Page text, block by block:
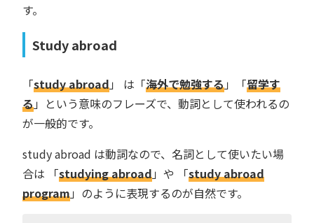
す。
Study abroad
「study abroad」 は「海外で勉強する」「留学す
る」という意味のフレーズで、動詞として使われるの
が一般的です。
study abroad は動詞なので、名詞として使いたい場
合は 「studying abroad」や 「study abroad
program」のように表現するのが自然です。